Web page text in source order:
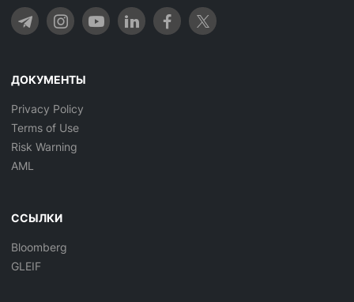
ДОКУМЕНТЫ
Privacy Policy
Terms of Use
Risk Warning
AML
ССЫЛКИ
Bloomberg
GLEIF